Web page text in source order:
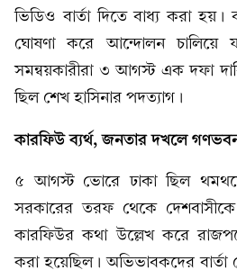
ভিডিও বার্তা দিতে বাধ্য করা
ঘোষণা করে আন্দোলন চালিয়ে
সমন্বয়কারীরা ৩ আগস্ট এক দফা
ছিল শেখ হাসিনার পদত্যাগ।
কারফিউ ব্যর্থ, জনতার দখলে
৫ আগস্ট ভোরে ঢাকা ছিল থমথমে,
সরকারের তরফ থেকে দেশবাসীকে
কারফিউর কথা উল্লেখ করে
করা হয়েছিল। অভিভাবকদের বার্তা